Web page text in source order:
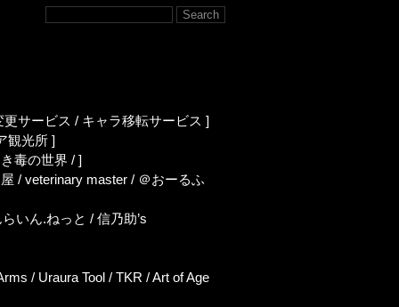
更サービス / キャラ移転サービス ]
観光所 ]
毒の世界 / ]
/ veterinary master / ＠おーるふ
いん.ねっと / 信乃助’s
/ Uraura Tool / TKR /Art of Age